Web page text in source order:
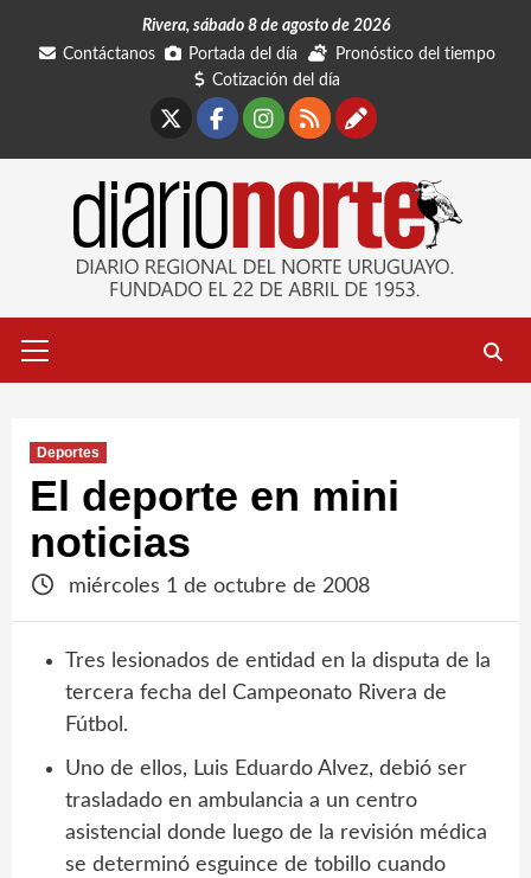
Rivera, sábado 8 de agosto de 2026
Contáctanos
Portada del día
Pronóstico del tiempo
Cotización del día
Facebook
Instagram
RSSContáctanos
primario
Deportes
El deporte en mini
noticias
miércoles 1 de octubre de 2008
Tres lesionados de entidad en la disputa de la
tercera fecha del Campeonato Rivera de
Fútbol.
Uno de ellos, Luis Eduardo Alvez, debió ser
trasladado en ambulancia a un centro
asistencial donde luego de la revisión médica
se determinó esguince de tobillo cuando